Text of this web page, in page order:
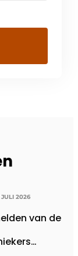
JULI 2026
van de